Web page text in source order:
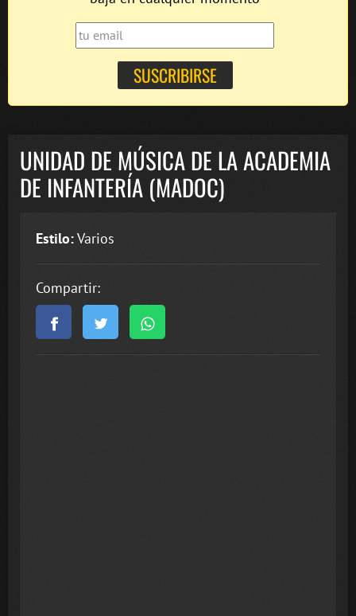
UNIDAD DE MÚSICA DE LA ACADEMIA
DE INFANTERÍA (MADOC)
Estilo:Varios
Compartir: